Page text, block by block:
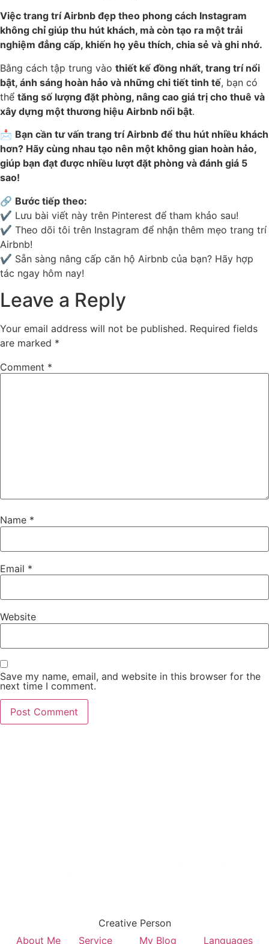
Việc trang trí Airbnb đẹp theo phong cách Instagram
không chỉ giúp thu hút khách, mà còn tạo ra một trải
nghiệm đẳng cấp, khiến họ yêu thích, chia sẻ và ghi nhớ.
Bằng cách tập trung vào thiết kế đồng nhất, trang trí nổi
bật, ánh sáng hoàn hảo và những chi tiết tinh tế, bạn có
thể tăng số lượng đặt phòng, nâng cao giá trị cho thuê và
xây dựng một thương hiệu Airbnb nổi bật.
📩 Bạn cần tư vấn trang trí Airbnb để thu hút nhiều khách
hơn? Hãy cùng nhau tạo nên một không gian hoàn hảo,
giúp bạn đạt được nhiều lượt đặt phòng và đánh giá 5
sao!
🔗 Bước tiếp theo:
✔ Lưu bài viết này trên Pinterest để tham khảo sau!
✔ Theo dõi tôi trên Instagram để nhận thêm mẹo trang trí
Airbnb!
✔ Sẵn sàng nâng cấp căn hộ Airbnb của bạn? Hãy hợp
tác ngay hôm nay!
Leave a Reply
Your email address will not be published. Required fields
are marked *
Comment *
Name *
Email *
Website
Save my name, email, and website in this browser for the
next time I comment.
Creative Person
About Me
Service My Blog Languages